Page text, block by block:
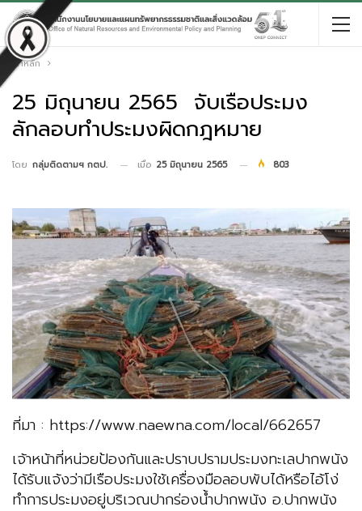
หน้าหลัก
25 มิถุนายน 2565 จับเรือประมง
ลักลอบทำประมงผิดกฎหมาย
โดย กลุ่มติดตามฯ กตป. เมื่อ 25 มิถุนายน 2565 803
ที่มา : https://www.naewna.com/local/662657
เจ้าหน้าที่หน่วยป้องกันและปราบปรามประมงทะเลปากพนัง
ได้รับแจ้งว่ามีเรือประมงใช้เครื่องมือลอบพับได้หรือไอ้โง่
ทำการประมงอยู่บริเวณปากร่องน้ำปากพนัง อ.ปากพนัง